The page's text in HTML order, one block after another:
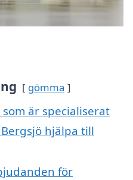
gömma
är specialiserat
hjälpa till
för